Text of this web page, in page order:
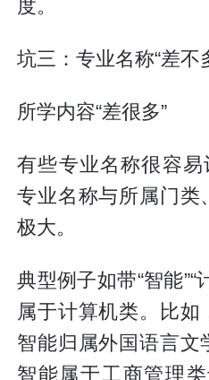
度。
坑三：专业名称“差不
所学内容“差很多”
有些专业名称很容易
专业名称与所属门类
极大。
典型例子如带“智能
属于计算机类。比如
智能归属外国语言文
智能属于工商管理